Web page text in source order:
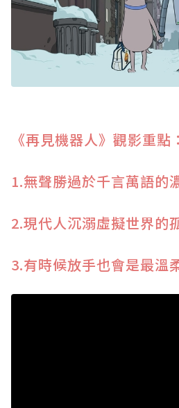
《再見機器人》觀影重點：
1.無聲勝過於千言萬語的
2.現代人沉溺虛擬世界的
3.有時候放手也會是最溫